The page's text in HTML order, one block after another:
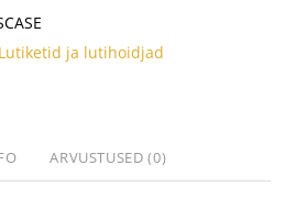
Lutiketid ja lutihoidjad
ARVUSTUSED (0)